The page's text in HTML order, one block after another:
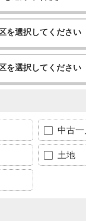
を選択してください
を選択してください
中古一
土地